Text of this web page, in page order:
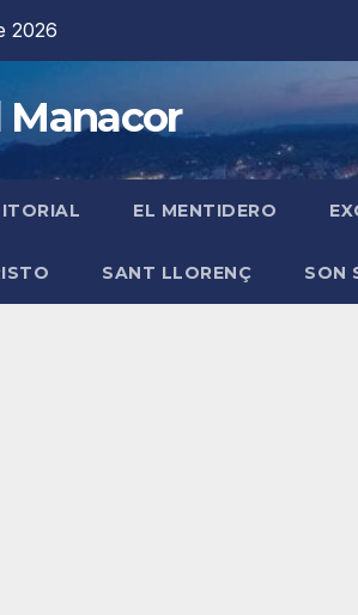
2026
EL MENTIDERO
SANT LLORENÇ SON